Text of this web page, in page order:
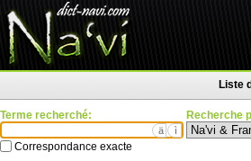
Liste
Terme recherché:
ä ì
Correspondance exacte
Recherche